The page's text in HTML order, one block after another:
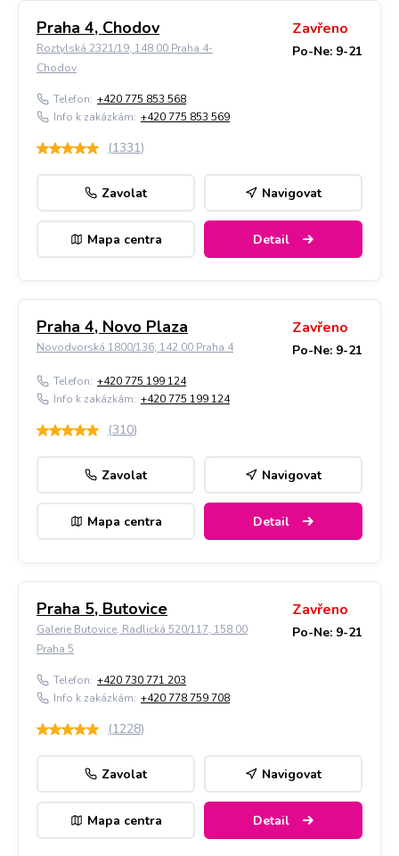
Praha 4, Chodov
Roztylská 2321/19, 148 00 Praha 4-
Chodov
Zavřeno
Po-Ne: 9-21
Telefon: +420 775 853 568
Info k zakázkám: +420 775 853 569
(1331)
Zavolat Navigovat
Mapa centra Detail
Praha 4, Novo Plaza
Novodvorská 1800/136, 142 00 Praha 4
Zavřeno
Po-Ne: 9-21
Telefon: +420 775 199 124
Info k zakázkám: +420 775 199 124
(310)
Zavolat Navigovat
Mapa centra Detail
Praha 5, Butovice
Galerie Butovice, Radlická 520/117, 158 00
Praha 5
Zavřeno
Po-Ne: 9-21
Telefon: +420 730 771 203
Info k zakázkám: +420 778 759 708
(1228)
Zavolat Navigovat
Mapa centra Detail